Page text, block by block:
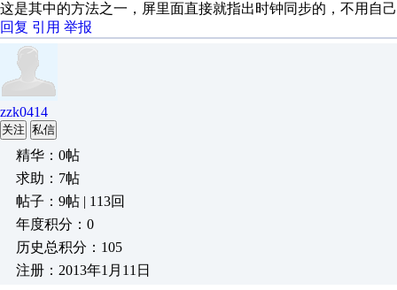
这是其中的方法之一，屏里面直接就指出时钟同步的，不用自
回复 引用 举报
zzk0414
关注 私信
精华：0帖
求助：7帖
帖子：9帖 | 113回
年度积分：0
历史总积分：105
注册：2013年1月11日